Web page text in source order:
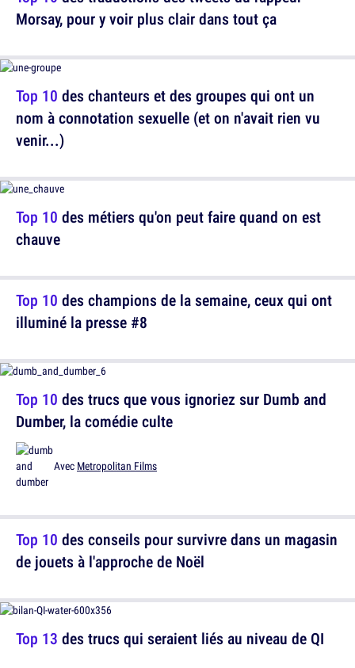
Morsay, pour y voir plus clair dans tout ça
Top 10 des métiers qu'on peut faire quand on est
chauve
Top 10 des trucs que vous ignoriez sur Dumb and
Dumber, la comédie culte
Avec Metropolitan Films
Top 13 des trucs qui seraient liés au niveau de QI
Top 10 des chanteurs et des groupes qui ont un
nom à connotation sexuelle (et on n'avait rien vu
venir...)
Top 10 des champions de la semaine, ceux qui ont
illuminé la presse #8
Top 10 des conseils pour survivre dans un magasin
de jouets à l'approche de Noël